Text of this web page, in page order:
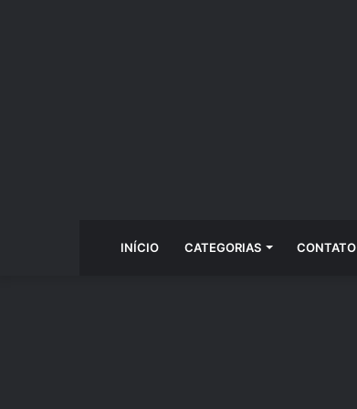
INÍCIO CATEGORIAS CONTATO